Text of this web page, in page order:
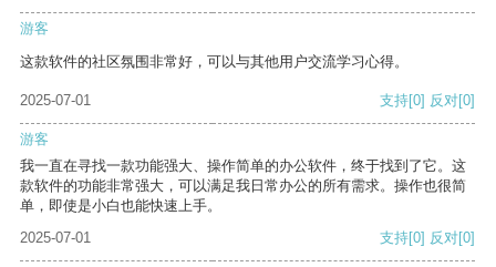
游客
这款软件的社区氛围非常好，可以与其他用户交流学习心得。
2025-07-01 支持[0] 反对[0]
游客
我一直在寻找一款功能强大、操作简单的办公软件，终于找到了它。这
款软件的功能非常强大，可以满足我日常办公的所有需求。操作也很简
单，即使是小白也能快速上手。
2025-07-01
支持[0] 反对[0]